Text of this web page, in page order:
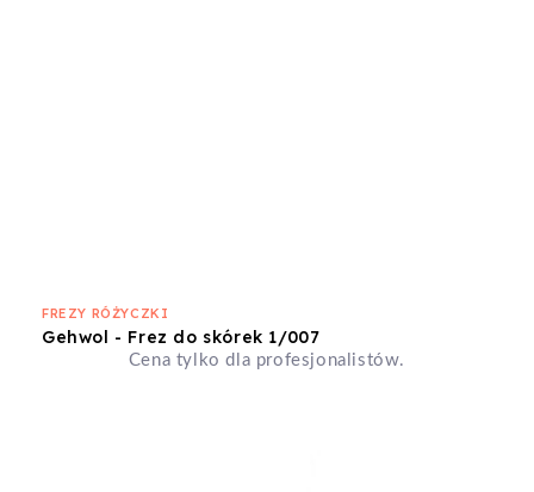
FREZY RÓŻYCZKI
Gehwol - Frez do skórek 1/007
Cena tylko dla profesjonalistów.